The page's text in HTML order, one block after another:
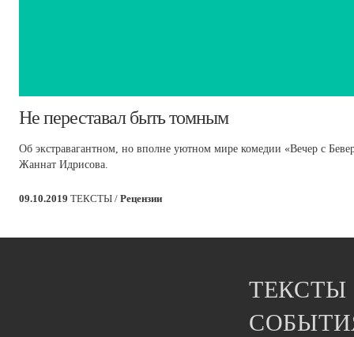
​Не переставал быть томным
Об экстравагантном, но вполне уютном мире комедии «Вечер с
Жаннат Идрисова.
09.10.2019 ТЕКСТЫ / Рецензии
ТЕКСТЫ